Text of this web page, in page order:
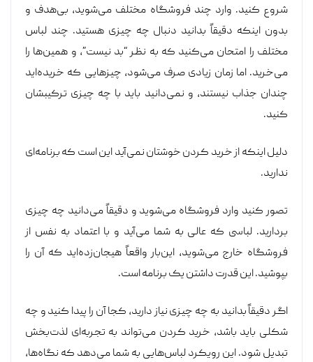
شروع کنید. وارد چند فروشگاه مختلف می‌شوید، بی‌هدف و
بدون اینکه دقیقاً بدانید دنبال چه چیزی هستید. چند لباس
مختلف را امتحان می‌کنید که به نظر “بد نیست”، و همین‌ها را
می‌خرید. اما زمان زیادی صرف می‌شود، چیزهایی که خریده‌اید
چندان جذاب نیستند، و نمی‌دانید باید با چه چیزی ترکیبشان
کنید.
دلیل اینکه از خرید کردن خوشتان نمی‌آید این است که برنامه‌ای
ندارید.
تصور کنید وارد فروشگاه می‌شوید و دقیقاً می‌دانید چه چیزی
بردارید. لباسی که عالی به شما می‌آید و با اعتماد به نفس از
فروشگاه خارج می‌شوید، این‌بار واقعاً هیجان‌زده‌اید که آن را
بپوشید. این قدرت داشتن یک برنامه است.
اگر دقیقاً بدانید به چه چیزی نیاز دارید، کجا آن را پیدا کنید و چه
شکلی باید باشد، خرید کردن می‌تواند به تجربه‌ای لذت‌بخش
تبدیل شود. این رویکرد لباس‌هایی به شما می‌دهد که نگاه‌ها،